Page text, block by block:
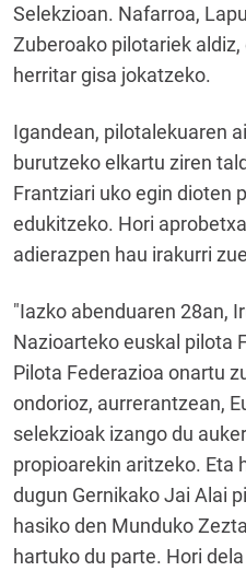
Selekzioan. Nafarroa,
Zuberoako pilotariek
herritar gisa jokatzeko.
Igandean, pilotalekuaren
burutzeko elkartu ziren
Frantziari uko egin dioten
edukitzeko. Hori
adierazpen hau irakurri
"Iazko abenduaren 28an,
Nazioarteko euskal pilota
Pilota Federazioa onartu
ondorioz, aurrerantzean,
selekzioak izango du
propioarekin aritzeko. Eta
dugun Gernikako Jai Alai
hasiko den Munduko
hartuko du parte. Hori